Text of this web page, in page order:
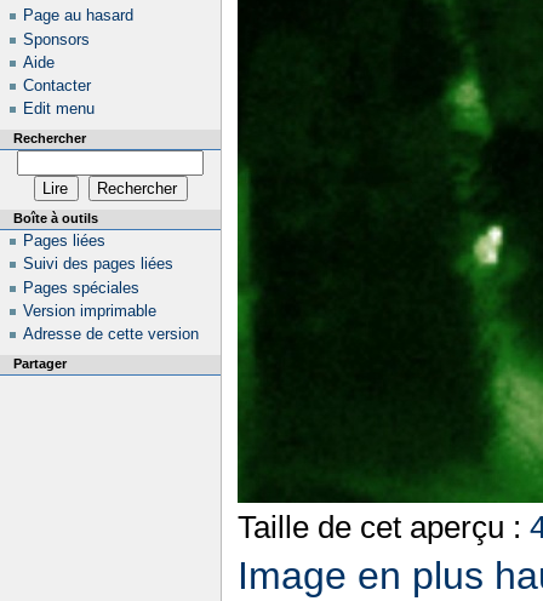
Taille de cet aperçu :
Image en plus
Page au hasard
Sponsors
Aide
Contacter
Edit menu
Rechercher
Boîte à outils
Pages liées
Suivi des pages liées
Pages spéciales
Version imprimable
Adresse de cette version
Partager